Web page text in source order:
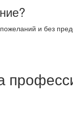
и без